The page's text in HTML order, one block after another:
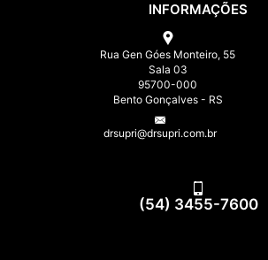
INFORMAÇÕES
Rua Gen Góes Monteiro, 55
Sala 03
95700-000
Bento Gonçalves - RS
drsupri@drsupri.com.br
(54) 3455-7600